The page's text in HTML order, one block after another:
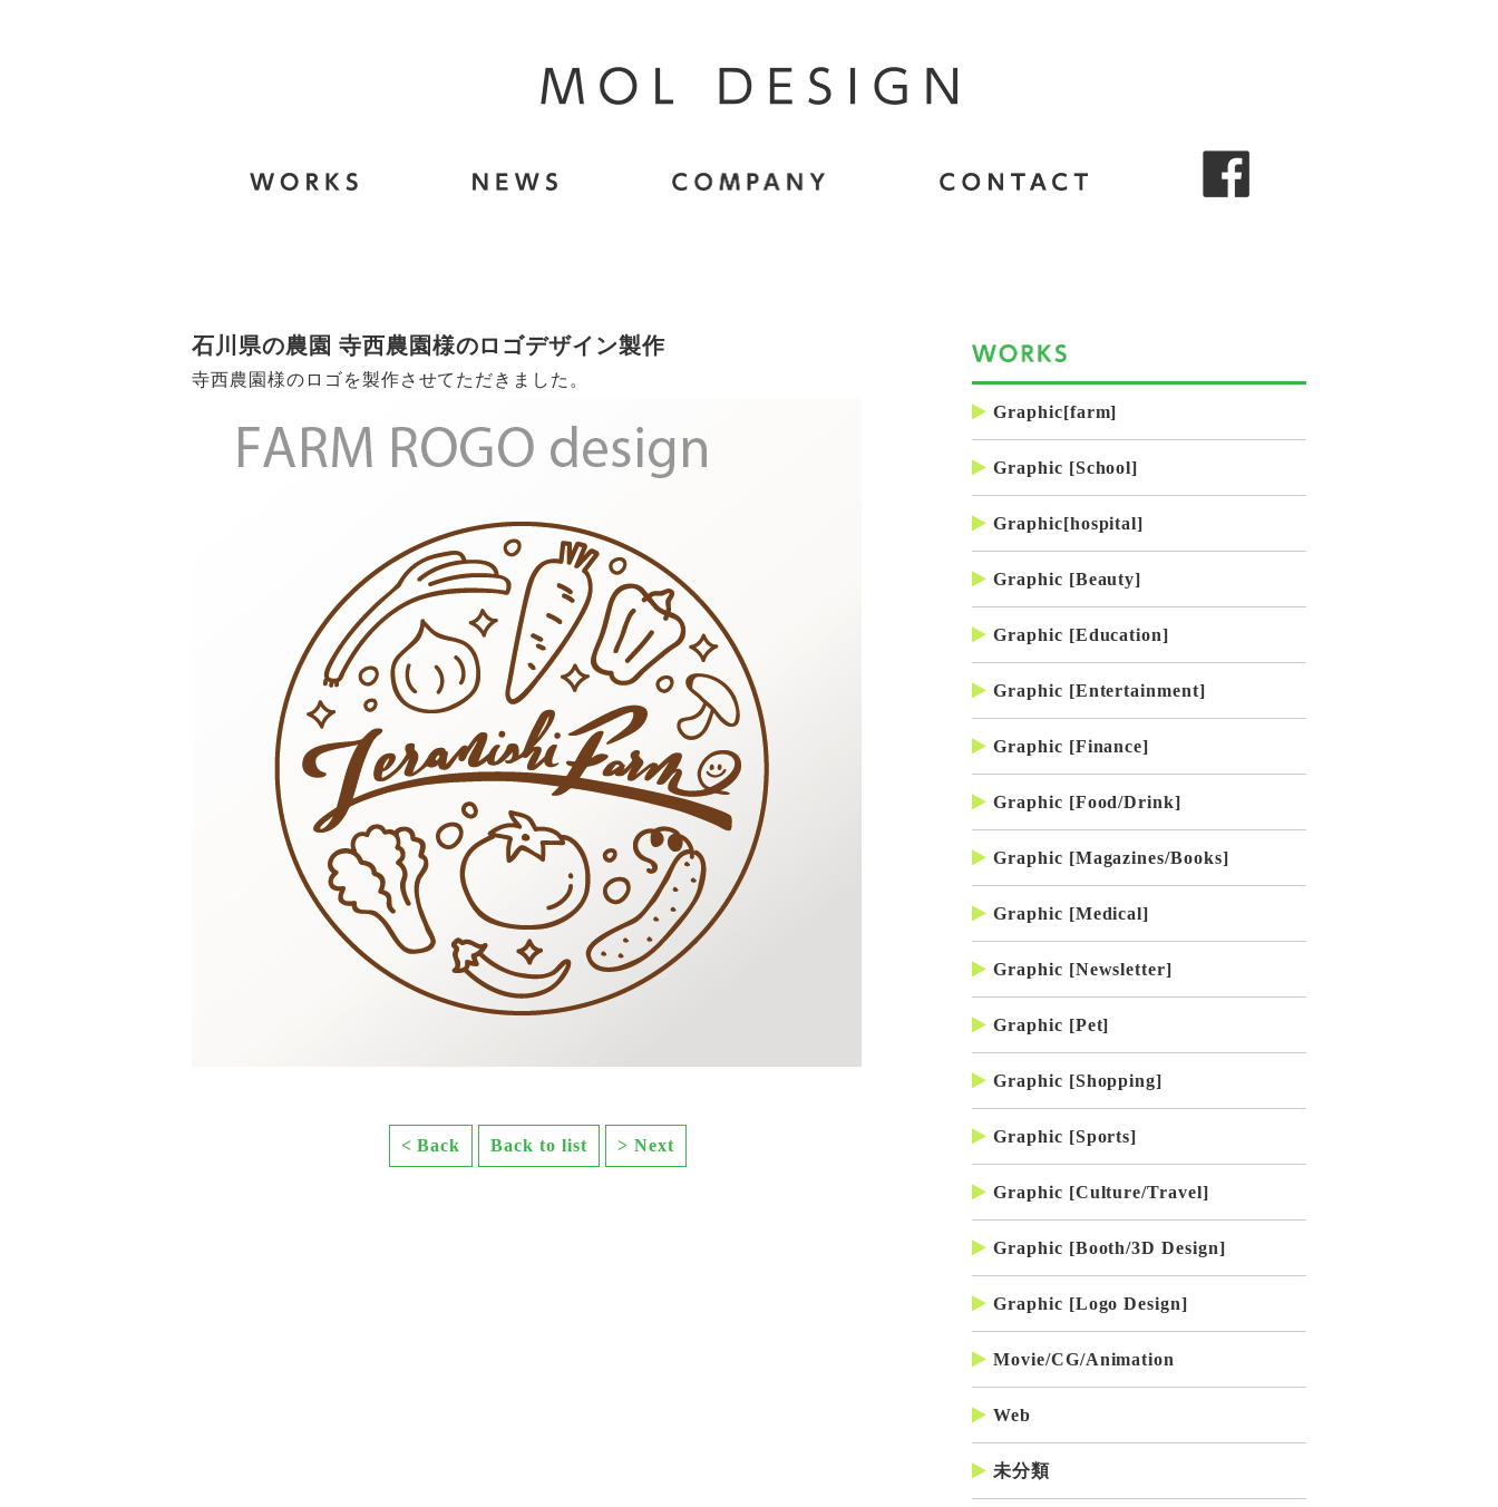
石川県の農園 寺西農園様のロゴデザイン製作
寺西農園様のロゴを製作させてただきました。
< Back Back to list > Next
Graphic[farm]
Graphic [School]
Graphic[hospital]
Graphic [Beauty]
Graphic [Education]
Graphic [Entertainment]
Graphic [Finance]
Graphic [Food/Drink]
Graphic [Magazines/Books]
Graphic [Medical]
Graphic [Newsletter]
Graphic [Pet]
Graphic [Shopping]
Graphic [Sports]
Graphic [Culture/Travel]
Graphic [Booth/3D Design]
Graphic [Logo Design]
Movie/CG/Animation
Web
未分類